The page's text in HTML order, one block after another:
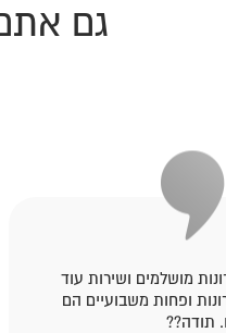
גם
מושלמים ושירות עוד
ופחות משבועיים הם
תודה??